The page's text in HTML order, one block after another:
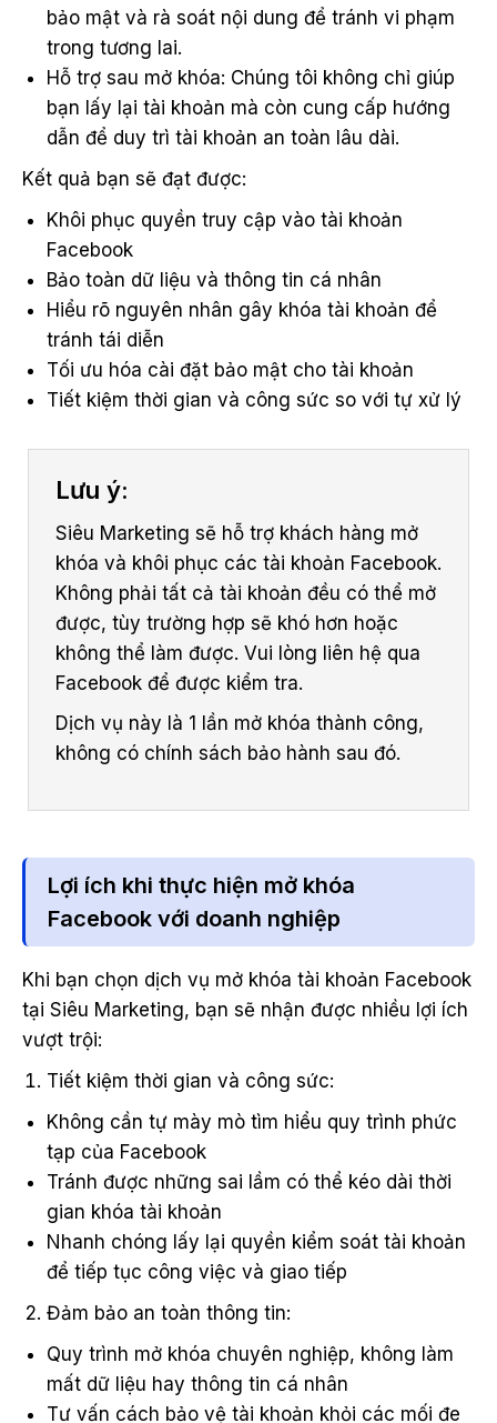
bảo mật và rà soát nội dung để tránh vi phạm
trong tương lai.
Hỗ trợ sau mở khóa: Chúng tôi không chỉ giúp
bạn lấy lại tài khoản mà còn cung cấp hướng
dẫn để duy trì tài khoản an toàn lâu dài.
Kết quả bạn sẽ đạt được:
Khôi phục quyền truy cập vào tài khoản
Facebook
Bảo toàn dữ liệu và thông tin cá nhân
Hiểu rõ nguyên nhân gây khóa tài khoản để
tránh tái diễn
Tối ưu hóa cài đặt bảo mật cho tài khoản
Tiết kiệm thời gian và công sức so với tự xử lý
Lưu ý:
Siêu Marketing sẽ hỗ trợ khách hàng mở
khóa và khôi phục các tài khoản Facebook.
Không phải tất cả tài khoản đều có thể mở
được, tùy trường hợp sẽ khó hơn hoặc
không thể làm được. Vui lòng liên hệ qua
Facebook để được kiểm tra.
Dịch vụ này là 1 lần mở khóa thành công,
không có chính sách bảo hành sau đó.
Lợi ích khi thực hiện mở khóa
Facebook với doanh nghiệp
Khi bạn chọn dịch vụ mở khóa tài khoản Facebook
tại Siêu Marketing, bạn sẽ nhận được nhiều lợi ích
vượt trội:
Tiết kiệm thời gian và công sức:
Không cần tự mày mò tìm hiểu quy trình phức
tạp của Facebook
Tránh được những sai lầm có thể kéo dài thời
gian khóa tài khoản
Nhanh chóng lấy lại quyền kiểm soát tài khoản
để tiếp tục công việc và giao tiếp
Đảm bảo an toàn thông tin:
Quy trình mở khóa chuyên nghiệp, không làm
mất dữ liệu hay thông tin cá nhân
Tư vấn cách bảo vệ tài khoản khỏi các mối đe